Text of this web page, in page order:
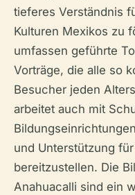
tieferes Verständnis
Kulturen Mexikos zu
umfassen geführte
Vorträge, die alle so
Besucher jeden
arbeitet auch mit
und Unterstützung
bereitzustellen. Die
Anahuacalli sind ein